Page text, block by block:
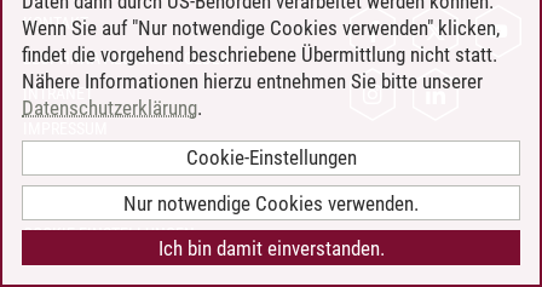
KONTAKT
LEUPHANA ALS ARBEITGEBER
INTRANET
BARRIEREFREIHEIT
COOKIE-EINSTELLUNGEN
Wenn Sie auf "Nur notwendige Cookies verwenden" klicken,
findet die vorgehend beschriebene Übermittlung nicht statt.
Nähere Informationen hierzu entnehmen Sie bitte unserer
Datenschutzerklärung.
Cookie-Einstellungen
Nur notwendige Cookies verwenden.
Ich bin damit einverstanden.